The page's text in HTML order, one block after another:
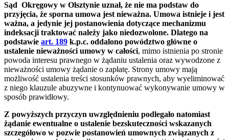
Sąd Okręgowy w Olsztynie uznał, że nie ma podstaw do
przyjęcia, że sporna umowa jest nieważna. Umowa istnieje i jest
ważna, a jedynie jej postanowienia dotyczące mechanizmu
indeksacji traktować należy jako niedozwolone. Dlatego na
podstawie art. 189 k.p.c. oddalono powództwo główne o
ustalenie nieważności umowy w całości, mimo istnienia po stronie
powoda interesu prawnego w żądaniu ustalenia oraz wywodzone z
nieważności umowy żądanie o zapłatę. Strony umowy mają
możliwość ustalenia treści stosunków prawnych, aby wyeliminować
z niego klauzule abuzywne i kontynuować wykonywanie umowy w
sposób prawidłowy.
Z powyższych przyczyn uwzględnieniu podlegało natomiast
żądanie ewentualne o ustalenie bezskuteczności wskazanych
szczegółowo w pozwie postanowień umownych związanych z